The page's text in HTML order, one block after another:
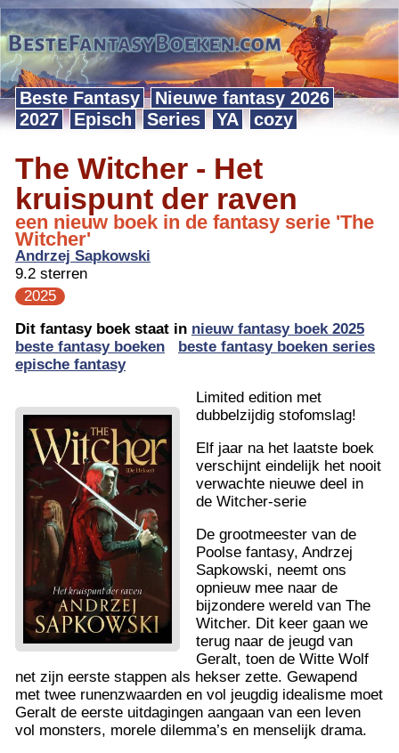
Beste Fantasy
Nieuwe fantasy 2026
2027
Episch Series YA cozy
The Witcher - Het
kruispunt der raven
een nieuw boek in de fantasy serie 'The
Witcher'
Andrzej Sapkowski
9.2 sterren
2025
Dit fantasy boek staat in nieuw fantasy boek 2025
beste fantasy boeken
beste fantasy boeken series
epische fantasy
Limited edition met
dubbelzijdig stofomslag!
Elf jaar na het laatste boek
verschijnt eindelijk het nooit
verwachte nieuwe deel in
de Witcher-serie
De grootmeester van de
Poolse fantasy, Andrzej
Sapkowski, neemt ons
opnieuw mee naar de
bijzondere wereld van The
Witcher. Dit keer gaan we
terug naar de jeugd van
Geralt, toen de Witte Wolf
net zijn eerste stappen als hekser zette. Gewapend
met twee runenzwaarden en vol jeugdig idealisme moet
Geralt de eerste uitdagingen aangaan van een leven
vol monsters, morele dilemma’s en menselijk drama.